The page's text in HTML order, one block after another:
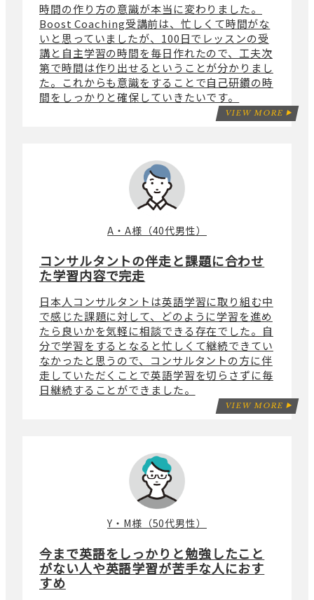
時間の作り方の意識が本当に変わりました。
Boost Coaching受講前は、忙しくて時間がな
いと思っていましたが、100日でレッスンの受
講と自主学習の時間を毎日作れたので、工夫次
第で時間は作り出せるということが分かりまし
た。これからも意識をすることで自己研鑽の時
間をしっかりと確保していきたいです。
VIEW MORE
コンサルタントの伴走と課題に合わせ
た学習内容で完走
A・A様（40代男性）
日本人コンサルタントは英語学習に取り組む中
で感じた課題に対して、どのように学習を進め
たら良いかを気軽に相談できる存在でした。自
分で学習をするとなると忙しくて継続できてい
なかったと思うので、コンサルタントの方に伴
走していただくことで英語学習を切らさずに毎
日継続することができました。
VIEW MORE
今まで英語をしっかりと勉強したこと
がない人や英語学習が苦手な人におす
すめ
Y・M様（50代男性）